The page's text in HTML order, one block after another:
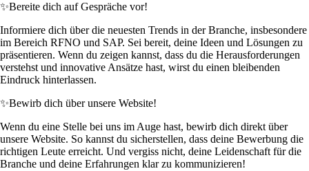
✨Bereite dich auf Gespräche vor!
Informiere dich über die neuesten Trends in der Branche, insbesondere
im Bereich RFNO und SAP. Sei bereit, deine Ideen und Lösungen zu
präsentieren. Wenn du zeigen kannst, dass du die Herausforderungen
verstehst und innovative Ansätze hast, wirst du einen bleibenden
Eindruck hinterlassen.
✨Bewirb dich über unsere Website!
Wenn du eine Stelle bei uns im Auge hast, bewirb dich direkt über
unsere Website. So kannst du sicherstellen, dass deine Bewerbung die
richtigen Leute erreicht. Und vergiss nicht, deine Leidenschaft für die
Branche und deine Erfahrungen klar zu kommunizieren!